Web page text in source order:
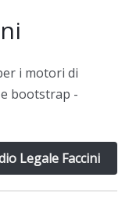
i motori di
e bootstrap -
Legale Faccini